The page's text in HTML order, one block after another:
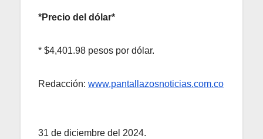
*Precio del dólar*
* $4,401.98 pesos por dólar.
Redacción: www.pantallazosnoticias.com.co
31 de diciembre del 2024.